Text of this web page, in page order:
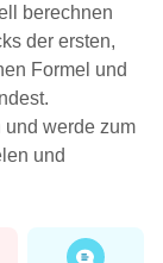
berechnen
der ersten,
Formel und
und werde zum
und